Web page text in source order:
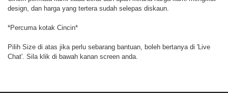
design, dan harga yang tertera sudah selepas diskaun.
*Percuma kotak Cincin*
Pilih Size di atas jika perlu sebarang bantuan, boleh bertanya di 'Live
Chat'. Sila klik di bawah kanan screen anda.